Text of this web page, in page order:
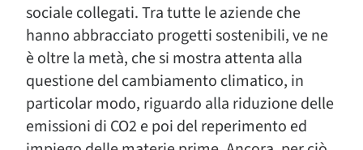
sociale collegati. Tra tutte le aziende che
hanno abbracciato progetti sostenibili, ve ne
è oltre la metà, che si mostra attenta alla
questione del cambiamento climatico, in
particolar modo, riguardo alla riduzione delle
emissioni di CO2 e poi del reperimento ed